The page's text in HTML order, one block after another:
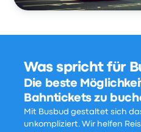
Was spricht für
Die beste
Bahntickets zu
Mit Busbud gestaltet sich
unkompliziert. Wir helfen